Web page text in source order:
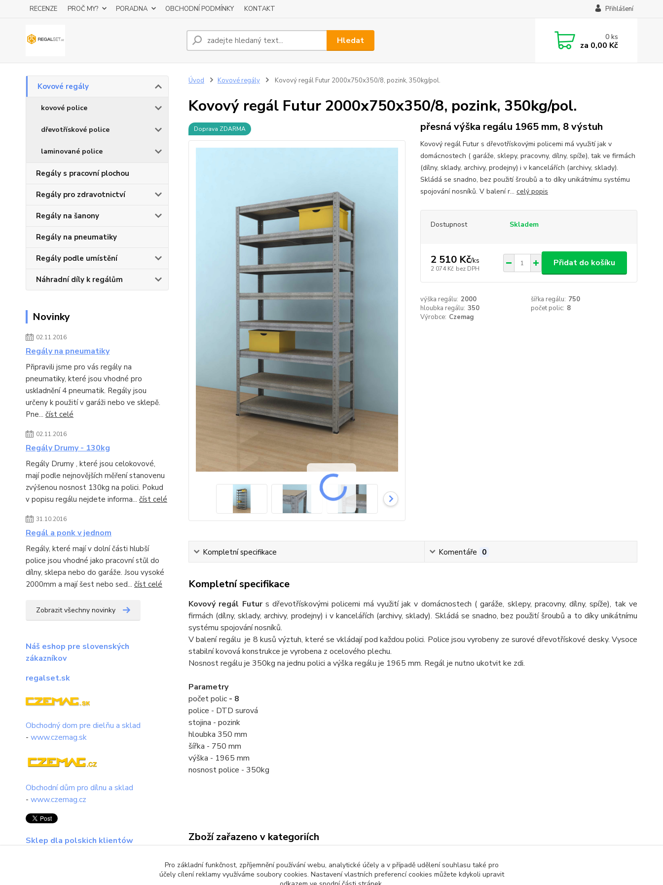
RECENZE PROČ MY? PORADNA OBCHODNÍ PODMÍNKY KONTAKT Přihlášení
Hledat 0ks
za 0,00 Kč
Kovové regály
kovové police
dřevotřískové police
laminované police
Regály s pracovní plochou
Regály pro zdravotnictví
Regály na šanony
Regály na pneumatiky
Regály podle umístění
Náhradní díly k regálům
Novinky
02.11.2016
Regály na pneumatiky
Připravili jsme pro vás regály na
pneumatiky, které jsou vhodné pro
uskladnění 4 pneumatik. Regály jsou
určeny k použití v garáži nebo ve sklepě.
Pne... číst celé
02.11.2016
Regály Drumy - 130kg
Regály Drumy , které jsou celokovové,
mají podle nejnovějších měření stanovenu
zvýšenou nosnost 130kg na polici. Pokud
v popisu regálu nejdete informa... číst celé
31.10.2016
Regál a ponk v jednom
Regály, které mají v dolní části hlubší
police jsou vhodné jako pracovní stůl do
dílny, sklepa nebo do garáže. Jsou vysoké
2000mm a mají šest nebo sed... číst celé
Zobrazit všechny novinky
Náš eshop pre slovenských
zákazníkov
regalset.sk
Obchodný dom pre dielňu a sklad
- www.czemag.sk
Obchodní dům pro dílnu a sklad
- www.czemag.cz
Sklep dla polskich klientów
Úvod Kovové regály Kovový regál Futur 2000x750x350/8, pozink, 350kg/pol.
Kovový regál Futur 2000x750x350/8, pozink, 350kg/pol.
Doprava ZDARMA přesná výška regálu 1965 mm, 8 výstuh
Kovový regál Futur s dřevotřískovými policemi má využití jak v
domácnostech ( garáže, sklepy, pracovny, dílny, spíže), tak ve firmách
(dílny, sklady, archivy, prodejny) i v kancelářích (archivy, sklady).
Skládá se snadno, bez použití šroubů a to díky unikátnímu systému
spojování nosníků. V balení r... celý popis
Dostupnost Skladem
2 510 Kč/ks
2 074 Kč bez DPH
Přidat do košíku
výška regálu: 2000 šířka regálu: 750
hloubka regálu: 350 počet polic: 8
Výrobce: Czemag
Kompletní specifikace Komentáře 0
Kompletní specifikace
Kovový regál Futurs dřevotřískovými policemi má využití jak v domácnostech ( garáže, sklepy, pracovny, dílny, spíže), tak ve
firmách (dílny, sklady, archivy, prodejny) i v kancelářích (archivy, sklady). Skládá se snadno, bez použití šroubů a to díky unikátnímu
systému spojování nosníků.
V balení regálu je 8 kusů výztuh, které se vkládají pod každou polici. Police jsou vyrobeny ze surové dřevotřískové desky. Vysoce
stabilní kovová konstrukce je vyrobena z ocelového plechu.
Nosnost regálu je 350kg na jednu polici a výška regálu je 1965 mm. Regál je nutno ukotvit ke zdi.
Parametry
počet polic- 8
police - DTD surová
stojina - pozink
hloubka 350 mm
šířka - 750 mm
výška - 1965 mm
nosnost police - 350kg
Zboží zařazeno v kategoriích
Regály do komory
Regály do dílny Regály do skladu
Pro základní funkčnost, zpříjemnění používání webu, analytické účely a v případě udělení souhlasu také pro
účely cílení reklamy využíváme soubory cookies. Nastavení vlastních preferencí cookies můžete kdykoli upravit